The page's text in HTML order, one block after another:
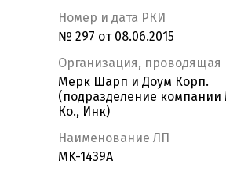
Номер и дата РКИ
№ 297 от 08.06.2015
Организация, проводящая
Мерк Шарп и Доум Корп.
(подразделение компании
Ко., Инк)
Наименование ЛП
MK-1439A